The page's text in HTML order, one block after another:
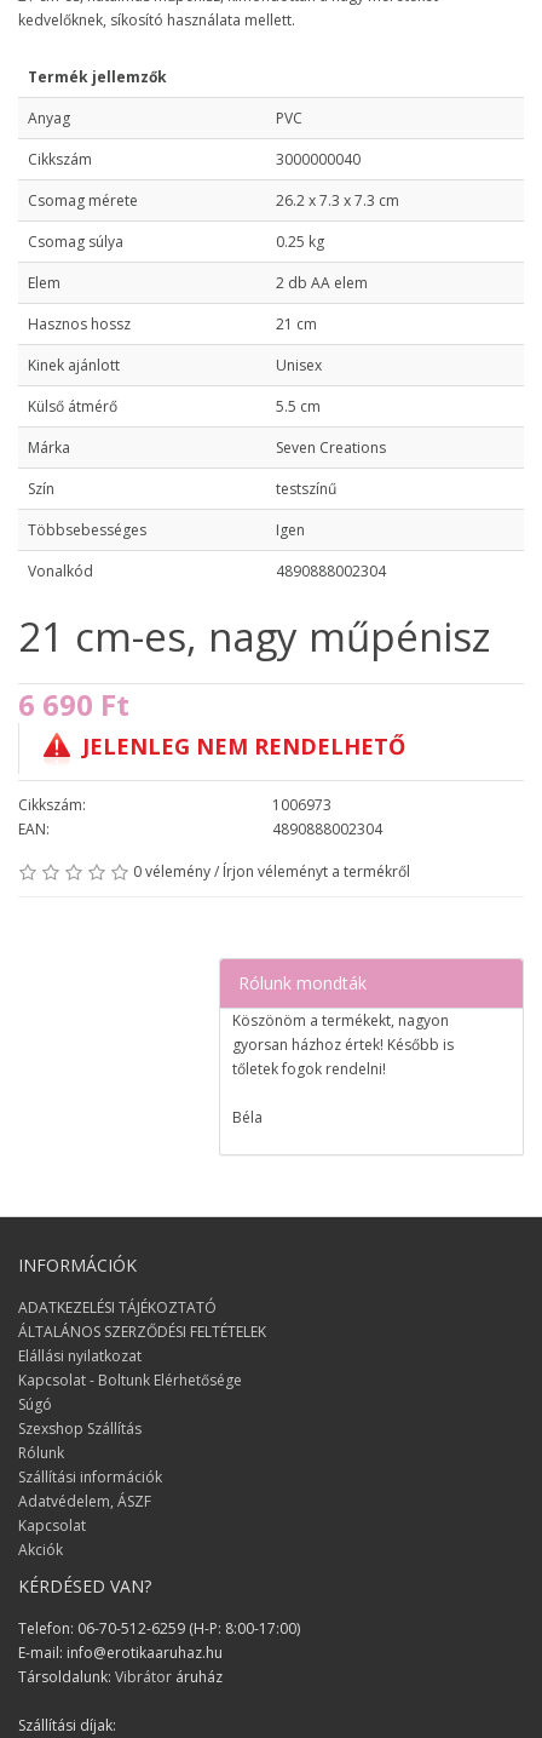
kedvelőknek, síkosító használata mellett.
Termék jellemzők
Anyag
PVC
Cikkszám
3000000040
Csomag mérete
26.2 x 7.3 x 7.3 cm
Csomag súlya
0.25 kg
Elem
2 db AA elem
Hasznos hossz
21 cm
Kinek ajánlott
Unisex
Külső átmérő
5.5 cm
Márka
Seven Creations
Szín
testszínű
Többsebességes
Igen
Vonalkód
4890888002304
21 cm-es, nagy műpénisz
6 690 Ft
JELENLEG NEM RENDELHETŐ
Cikkszám:
1006973
EAN:
4890888002304
0 vélemény/ Írjon véleményt a termékről
Rólunk mondták
Köszönöm a termékekt, nagyon
gyorsan házhoz értek! Később is
tőletek fogok rendelni!
Béla
Nagyon elégedett voltam a
Nagyon segítőkész az
INFORMÁCIÓK
ADATKEZELÉSI TÁJÉKOZTATÓ
ÁLTALÁNOS SZERZŐDÉSI FELTÉTELEK
Elállási nyilatkozat
Kapcsolat - Boltunk Elérhetősége
Súgó
Szexshop Szállítás
Rólunk
Szállítási információk
Adatvédelem, ÁSZF
Kapcsolat
Akciók
KÉRDÉSED VAN?
Telefon: 06-70-512-6259 (H-P: 8:00-17:00)
E-mail: info@erotikaaruhaz.hu
Társoldalunk: Vibrátor áruház
Szállítási díjak: